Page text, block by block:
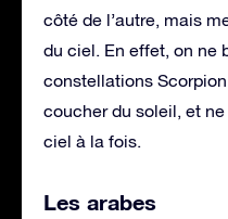
côté de l’autre, mais
du ciel. En effet, on ne
constellations
coucher du soleil, et
ciel à la fois.
Les arabes